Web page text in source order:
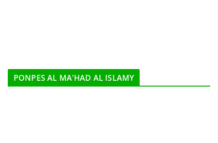
PONPES AL MA'HAD AL ISLAMY